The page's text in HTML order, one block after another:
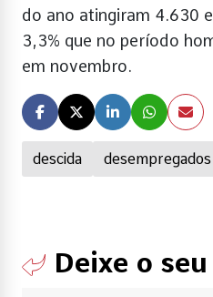
descida desempregados
do ano atingiram 4.630
3,3% que no período
em novembro.
Deixe o